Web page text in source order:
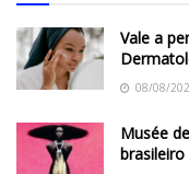
Vale a
08/08/
Musée